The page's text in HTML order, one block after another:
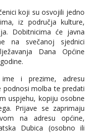
koji su osvojili jedno
iz područja kulture,
Dobitnicima će javna
na svečanoj sjednici
Dana Općine
i prezime, adresu
podnosi molba te predati
uspjehu, kopiju osobne
Prijave se zaprimaju
na adresu općine,
Dubica (osobno ili